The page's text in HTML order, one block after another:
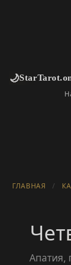
🌙
ГЛАВНАЯ /
Апатия,